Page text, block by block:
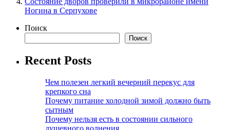
Ногина в Серпухове
Поиск
Поиск
Recent Posts
Чем полезен легкий вечерний перекус для
крепкого сна
Почему питание холодной зимой должно быть
сытным
Почему нельзя есть в состоянии сильного
душевного волнения